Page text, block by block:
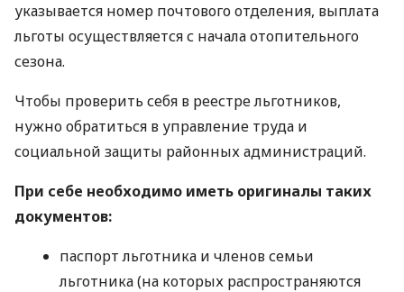
указывается номер почтового отделения, выплата
льготы осуществляется с начала отопительного
сезона.
Чтобы проверить себя в реестре льготников,
нужно обратиться в управление труда и
социальной защиты районных администраций.
При себе необходимо иметь оригиналы таких
документов:
паспорт льготника и членов семьи
льготника (на которых распространяются